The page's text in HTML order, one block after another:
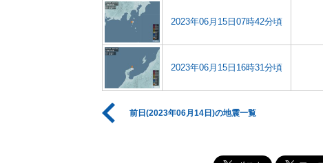
2023年06月15日07時42分頃
2023年06月15日16時31分頃
前日(2023年06月14日)の地震一覧